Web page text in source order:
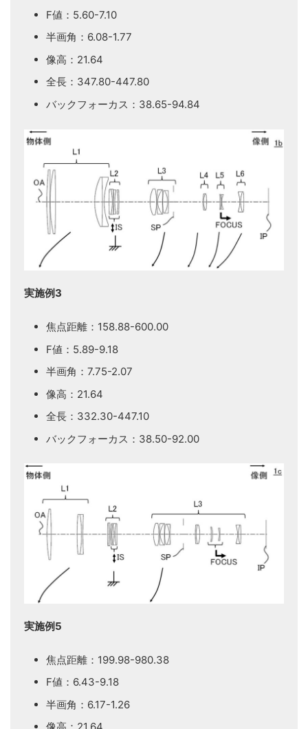
F値：5.60-7.10
半画角：6.08-1.77
像高：21.64
全長：347.80-447.80
バックフォーカス：38.65-94.84
実施例3
焦点距離：158.88-600.00
F値：5.89-9.18
半画角：7.75-2.07
像高：21.64
全長：332.30-447.10
バックフォーカス：38.50-92.00
実施例5
焦点距離：199.98-980.38
F値：6.43-9.18
半画角：6.17-1.26